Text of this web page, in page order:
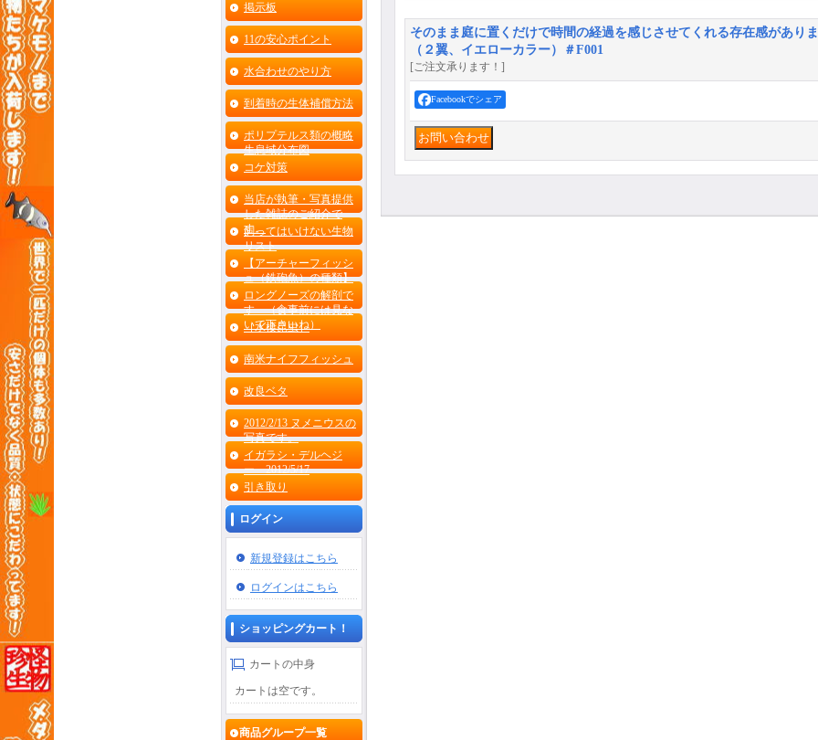
掲示板
11の安心ポイント
水合わせのやり方
到着時の生体補償方法
ポリプテルス類の概略
生息域分布図
コケ対策
当店が執筆・写真提供
した雑誌のご紹介で
す。
飼ってはいけない生物
リスト
【アーチャーフィッシ
ュ（鉄砲魚）の種類】
ロングノーズの解剖で
す （食事前には見な
いで下さいね）
［水棲昆虫］
南米ナイフフィッシュ
改良ベタ
2012/2/13 ヌメニウスの
写真です。
イガラシ・デルヘジ
ー 2012/5/17
引き取り
ログイン
新規登録はこちら
ログインはこちら
ショッピングカート！
カートの中身
カートは空です。
商品グループ一覧
そのまま庭に置くだけで時間の経過を感じさせてくれる存在感があり
（２翼、イエローカラー）＃F001
[ご注文承ります！]
Facebookでシェア